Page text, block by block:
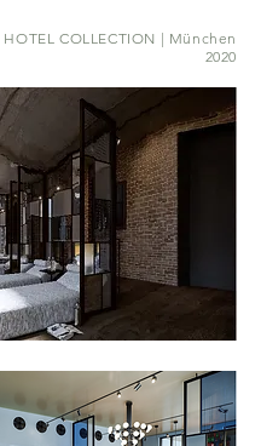
HOTEL COLLECTION | München
2020